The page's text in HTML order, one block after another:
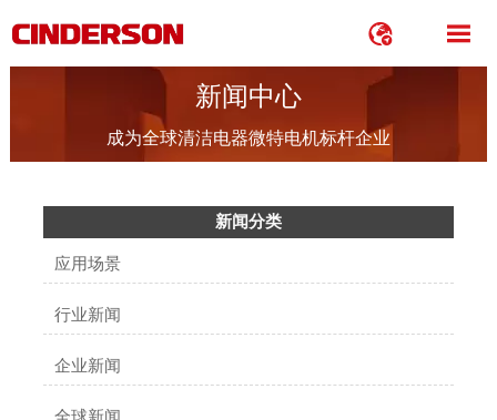
 
新闻中心
成为全球清洁电器微特电机标杆企业
新闻分类
应用场景
行业新闻
企业新闻